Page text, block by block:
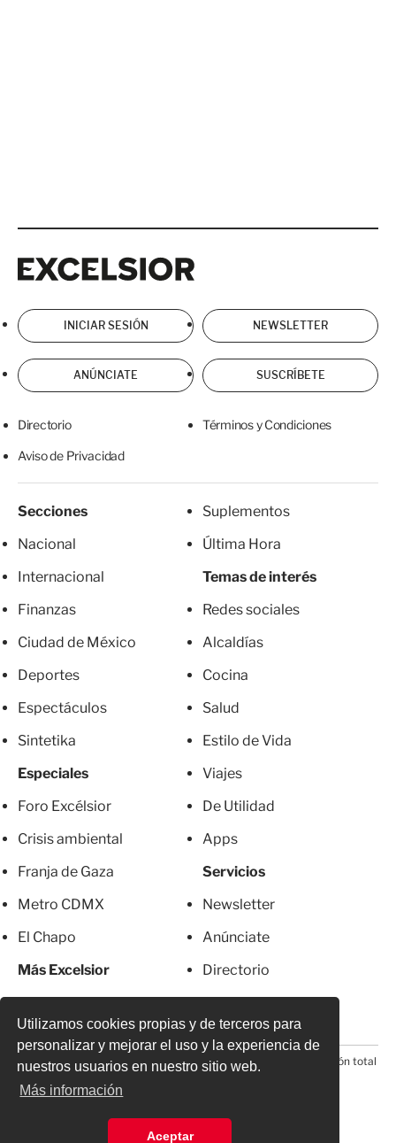
Utilizamos cookies propias y de terceros para
personalizar y mejorar el uso y la experiencia de
nuestros usuarios en nuestro sitio web.
Más información
Aceptar
INICIAR SESIÓN NEWSLETTER
ANÚNCIATE SUSCRÍBETE
Directorio Términos y Condiciones
Aviso de Privacidad
Secciones
Nacional
Internacional
Finanzas
Ciudad de México
Deportes
Espectáculos
Sintetika
Especiales
Foro Excélsior
Crisis ambiental
Franja de Gaza
Metro CDMX
El Chapo
Más Excelsior
Suplementos
Última Hora
Temas de interés
Redes sociales
Alcaldías
Cocina
Salud
Estilo de Vida
Viajes
De Utilidad
Apps
Servicios
Newsletter
Anúnciate
Directorio
© 2026 Todos los derechos reservados. Prohibida la reproducción total
o parcial, incluyendo cualquier medio electrónico*